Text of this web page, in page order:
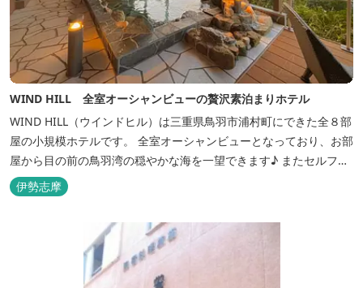
WIND HILL 全室オーシャンビューの贅沢素泊まりホテル
WIND HILL（ウインドヒル）は三重県鳥羽市浦村町にできた全８部
屋の小規模ホテルです。 全室オーシャンビューとなっており、お部
屋から目の前の鳥羽湾の穏やかな海を一望できます♪ またセルフチ
ェックイン方式を採用しているため、好きな時間に非対面でチェッ
クインが可能です。 食事提供や接客サービスがない分、リーズナブ
ルな料金で宿泊が可能なため、観光目的の拠点としてぜひご利用く
伊勢志摩